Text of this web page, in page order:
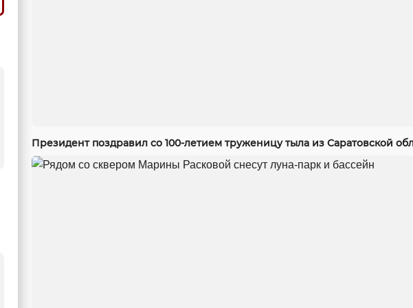
Президент поздравил со 100-летием труженицу тыла из Саратовской